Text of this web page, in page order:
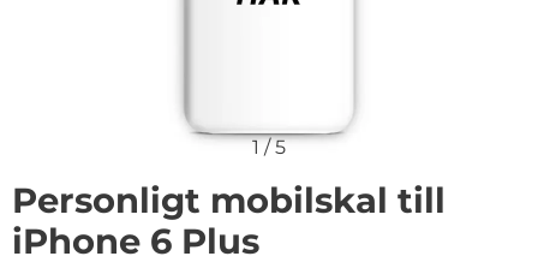
1/5
Personligt mobilskal till
iPhone 6 Plus